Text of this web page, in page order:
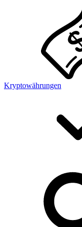
Kryptowährungen